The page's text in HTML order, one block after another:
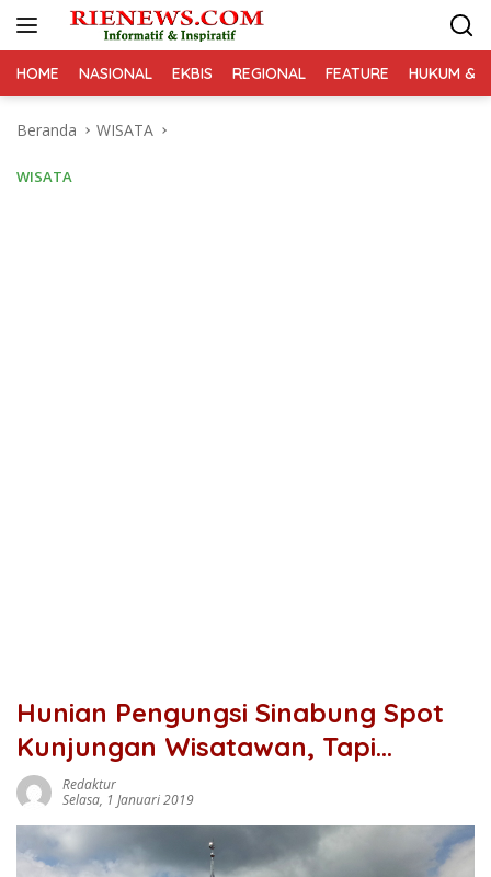
HOME NASIONAL EKBIS REGIONAL FEATURE HUKUM &
Beranda WISATA
WISATA
Hunian Pengungsi Sinabung Spot
Kunjungan Wisatawan, Tapi…
Redaktur
Selasa, 1 Januari 2019